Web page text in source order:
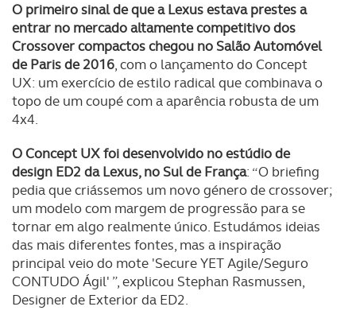
O primeiro sinal de que a Lexus estava prestes a
entrar no mercado altamente competitivo dos
Crossover compactos chegou no Salão Automóvel
de Paris de 2016, com o lançamento do Concept
UX: um exercício de estilo radical que combinava o
topo de um coupé com a aparência robusta de um
4x4.
O Concept UX foi desenvolvido no estúdio de
design ED2 da Lexus, no Sul de França: “O briefing
pedia que criássemos um novo género de crossover;
um modelo com margem de progressão para se
tornar em algo realmente único. Estudámos ideias
das mais diferentes fontes, mas a inspiração
principal veio do mote 'Secure YET Agile/Seguro
CONTUDO Ágil' ”, explicou Stephan Rasmussen,
Designer de Exterior da ED2.